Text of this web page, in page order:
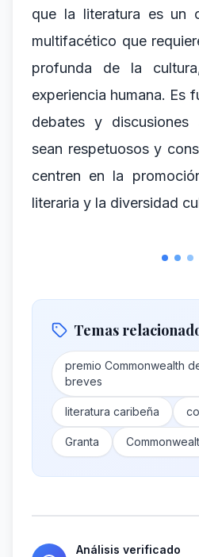
que la literatura es un
multifacético que
profunda de la
experiencia humana. Es
debates y discusiones
sean respetuosos y
centren en la
literaria y la diversidad
Temas
premio Commonwealth
breves
literatura caribeña
Granta
Análisis verificado